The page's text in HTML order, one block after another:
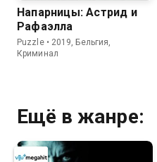
Напарницы: Астрид и
Рафаэлла
Puzzle • 2019, Бельгия,
Криминал
Ещё в жанре: